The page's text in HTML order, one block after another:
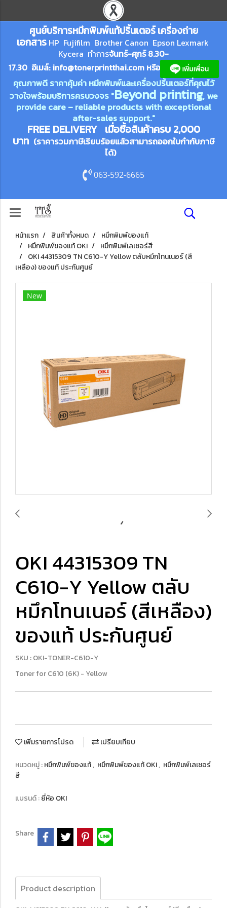
ศูนย์บริการหมึกพิมพ์แท้ปริ้นเตอร์ เครื่องถ่าย
เอกสาร HP Fujifilm Brother Canon Epson Lexmark
Kycera ทำการจันทร์-ศุกร์ 8.30-
17.30 อีเมล์:info@tonerprintthai.com หรือ
คุณภาพดี ราคาคุ้มค่า หมึกพิมพ์และเครื่องปริ้นเตอร์ที่คุณไว้
วางใจพร้อมบริการครบวงจร "Beyond printing, we
provide care – reliable products with exceptional
after-sales support."
FREE DELIVERY เมื่อซื้อสินค้าครบ 2,000
บาท (ราคารวมภาษีเรียบร้อยแล้วสามารถออกใบกำกับภาษี
ได้)
063-592-6665
หน้าแรก สินค้าทั้งหมด
หมึกพิมพ์ของแท้
หมึกพิมพ์ของแท้ OKI
หมึกพิมพ์เลเซอร์สี
OKI 44315309 TN C610-Y Yellow ตลับหมึกโทนเนอร์ (สี
เหลือง) ของแท้ ประกันศูนย์
New
OKI 44315309 TN
C610-Y Yellow ตลับ
หมึกโทนเนอร์ (สีเหลือง)
ของแท้ ประกันศูนย์
SKU : OKI-TONER-C610-Y
Toner for C610 (6K) - Yellow
เพิ่มรายการโปรด เปรียบเทียบ
หมวดหมู่ :หมึกพิมพ์ของแท้, หมึกพิมพ์ของแท้ OKI, หมึกพิมพ์เลเซอร์
สี
แบรนด์ :ยี่ห้อ OKI
Share
Product description